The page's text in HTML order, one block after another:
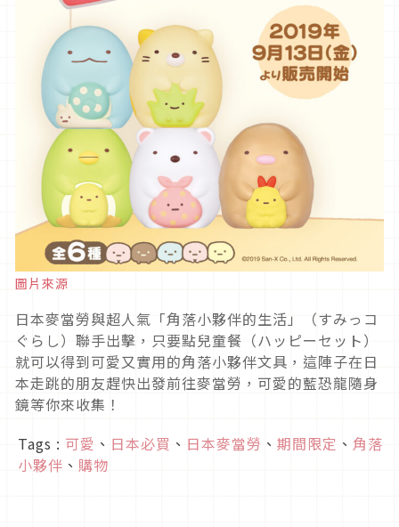
圖片來源
日本麥當勞與超人氣「角落小夥伴的生活」（すみっコ
ぐらし）聯手出擊，只要點兒童餐（ハッピーセット）
就可以得到可愛又實用的角落小夥伴文具，這陣子在日
本走跳的朋友趕快出發前往麥當勞，可愛的藍恐龍隨身
鏡等你來收集！
Tags : 可愛 、 日本必買 、 日本麥當勞 、 期間限定 、 角落
小夥伴 、 購物